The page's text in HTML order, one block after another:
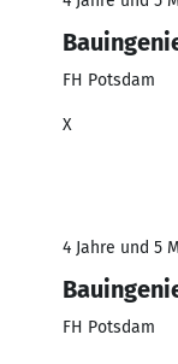
FH Potsdam
X
4 Jahre und 5
FH Potsdam